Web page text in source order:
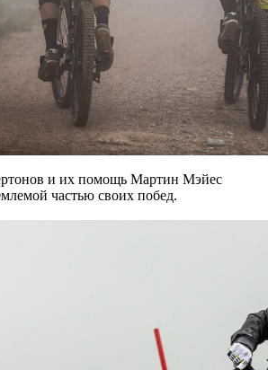
и их помощь Мартин Мэйес
частью своих побед.